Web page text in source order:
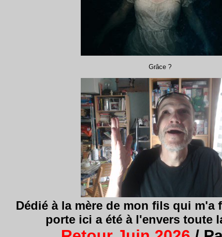
Grâce ?
Dédié à la mère de mon fils qui m'a
porte ici a été à l'envers toute